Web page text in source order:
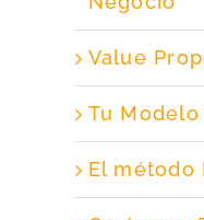
Value
Tu
El método